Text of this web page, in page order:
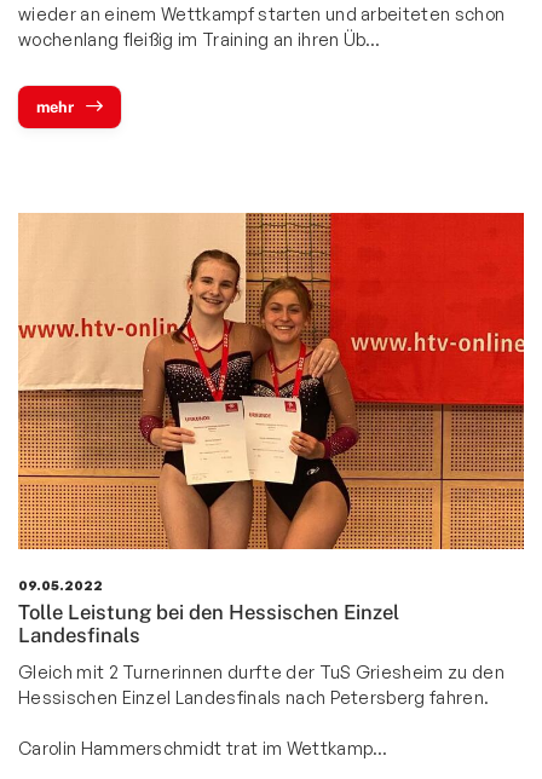
wieder an einem Wettkampf starten und arbeiteten schon
wochenlang fleißig im Training an ihren Üb…
mehr
09.05.2022
Tolle Leistung bei den Hessischen Einzel
Landesfinals
Gleich mit 2 Turnerinnen durfte der TuS Griesheim zu den
Hessischen Einzel Landesfinals nach Petersberg fahren.
Carolin Hammerschmidt trat im Wettkamp…
Fußball
Leichtathletik
Sportkegeln
Tanzsport
Tennis
Tischtennis
Triathlon
Wettkampfturnen
Trainingszeiten
Termine